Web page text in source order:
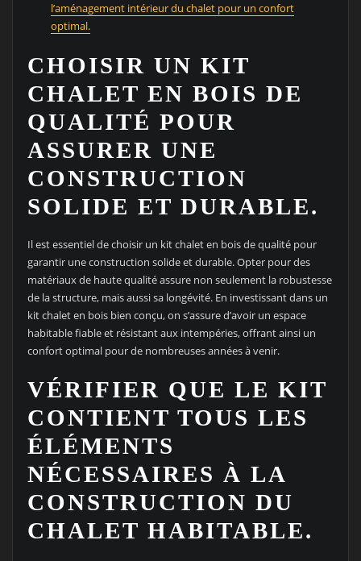
l’aménagement intérieur du chalet pour un confort
optimal.
CHOISIR UN KIT
CHALET EN BOIS DE
QUALITÉ POUR
ASSURER UNE
CONSTRUCTION
SOLIDE ET DURABLE.
Il est essentiel de choisir un kit chalet en bois de qualité pour
garantir une construction solide et durable. Opter pour des
matériaux de haute qualité assure non seulement la robustesse
de la structure, mais aussi sa longévité. En investissant dans un
kit chalet en bois bien conçu, on s’assure d’avoir un espace
habitable fiable et résistant aux intempéries, offrant ainsi un
confort optimal pour de nombreuses années à venir.
VÉRIFIER QUE LE KIT
CONTIENT TOUS LES
ÉLÉMENTS
NÉCESSAIRES À LA
CONSTRUCTION DU
CHALET HABITABLE.